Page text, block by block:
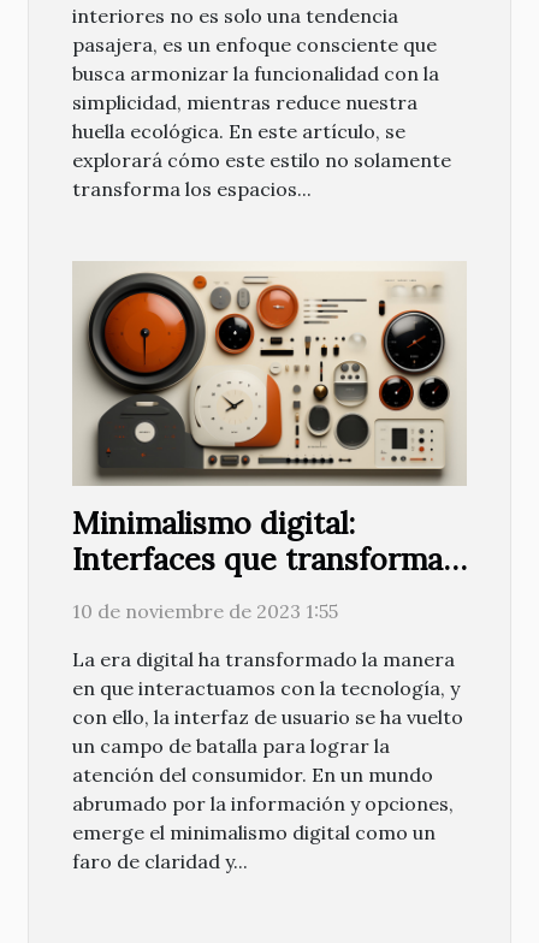
interiores no es solo una tendencia
pasajera, es un enfoque consciente que
busca armonizar la funcionalidad con la
simplicidad, mientras reduce nuestra
huella ecológica. En este artículo, se
explorará cómo este estilo no solamente
transforma los espacios...
Minimalismo digital:
Interfaces que transforman
la experiencia usuario
10 de noviembre de 2023 1:55
La era digital ha transformado la manera
en que interactuamos con la tecnología, y
con ello, la interfaz de usuario se ha vuelto
un campo de batalla para lograr la
atención del consumidor. En un mundo
abrumado por la información y opciones,
emerge el minimalismo digital como un
faro de claridad y...